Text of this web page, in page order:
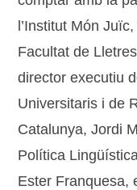
l’Institut Món
Facultat de
director executiu
Universitaris i de
Catalunya, Jordi
Política
Ester Franquesa,